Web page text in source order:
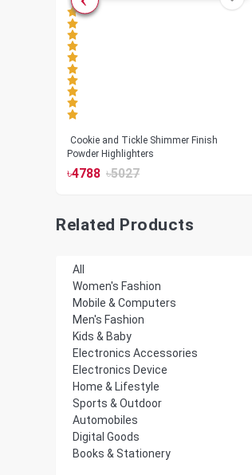
Cookie and Tickle Shimmer Finish
Powder Highlighters
৳4788 ৳5027
Related Products
All
Women's Fashion
Mobile & Computers
Men's Fashion
Kids & Baby
Electronics Accessories
Electronics Device
Home & Lifestyle
Sports & Outdoor
Automobiles
Digital Goods
Books & Stationery